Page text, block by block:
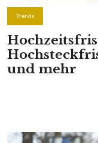
Trends
und mehr